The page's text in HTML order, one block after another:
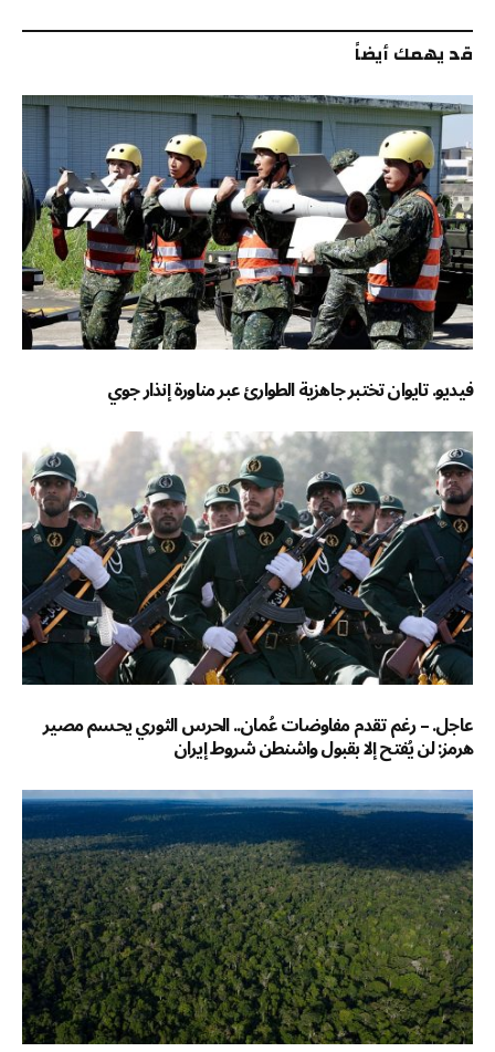
قد يهمك أيضاً
فيديو. تايوان تختبر جاهزية الطوارئ عبر مناورة إنذار جوي
عاجل. – رغم تقدم مفاوضات عُمان.. الحرس الثوري يحسم مصير
هرمز: لن يُفتح إلا بقبول واشنطن شروط إيران